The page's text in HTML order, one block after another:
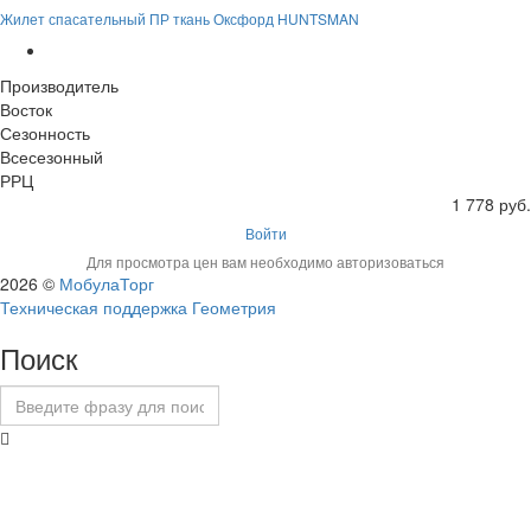
Жилет спасательный ПР ткань Оксфорд HUNTSMAN
Производитель
Восток
Сезонность
Всесезонный
РРЦ
1 778 руб.
Войти
Для просмотра цен вам необходимо авторизоваться
2026 © МобулаТорг
Техническая поддержка Геометрия
Поиск